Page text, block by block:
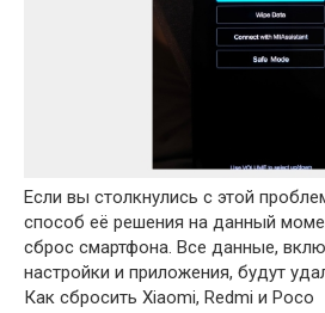
Если вы столкнулись с этой
способ её решения на данный
сброс смартфона. Все данные,
настройки и приложения, будут
Как сбросить Xiaomi, Redmi и Poco